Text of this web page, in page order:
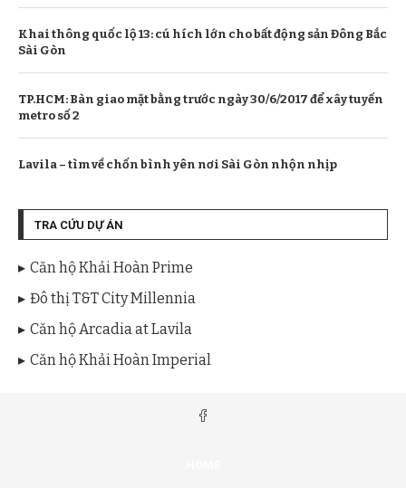
Khai thông quốc lộ 13: cú hích lớn cho bất động sản Đông Bắc
Sài Gòn
TP.HCM: Bàn giao mặt bằng trước ngày 30/6/2017 để xây tuyến
metro số 2
Lavila – tìm về chốn bình yên nơi Sài Gòn nhộn nhịp
TRA CỨU DỰ ÁN
Căn hộ Khải Hoàn Prime
Đô thị T&T City Millennia
Căn hộ Arcadia at Lavila
Căn hộ Khải Hoàn Imperial